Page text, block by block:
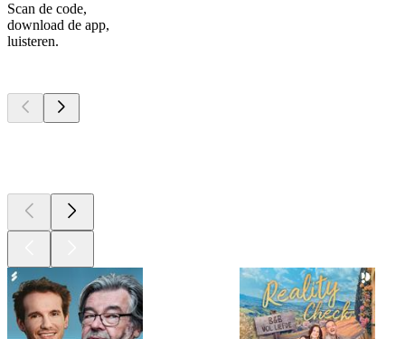
Scan de code,
download de app,
luisteren.